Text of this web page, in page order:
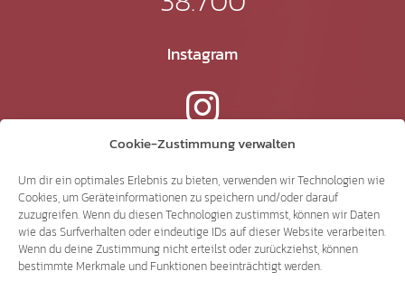
Cookie-Zustimmung verwalten
Um dir ein optimales Erlebnis zu bieten, verwenden wir Technologien wie
Cookies, um Geräteinformationen zu speichern und/oder darauf
zuzugreifen. Wenn du diesen Technologien zustimmst, können wir Daten
wie das Surfverhalten oder eindeutige IDs auf dieser Website verarbeiten.
Wenn du deine Zustimmung nicht erteilst oder zurückziehst, können
bestimmte Merkmale und Funktionen beeinträchtigt werden.
Instagram
15.300
YouTube